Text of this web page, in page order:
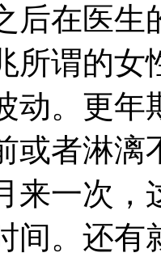
后在医生
所谓的女
动。更年
或者淋
来一次，
间。还有